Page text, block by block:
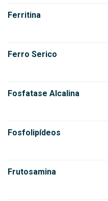
Ferritina
Ferro Serico
Fosfatase Alcalina
Fosfolipídeos
Frutosamina